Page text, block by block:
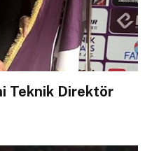
Teknik Direktör